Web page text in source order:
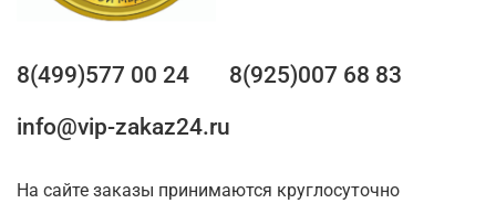
8(499)577 00 24
8(925)007 68 83
info@vip-zakaz24.ru
На сайте заказы принимаются круглосуточно